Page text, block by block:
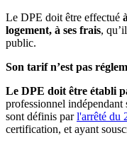
Le DPE doit être effectué
logement, à ses frais,
public.
Son tarif n’est pas
Le DPE doit être établi
professionnel indépendant
sont définis parl'arrêté du
certification, et ayant